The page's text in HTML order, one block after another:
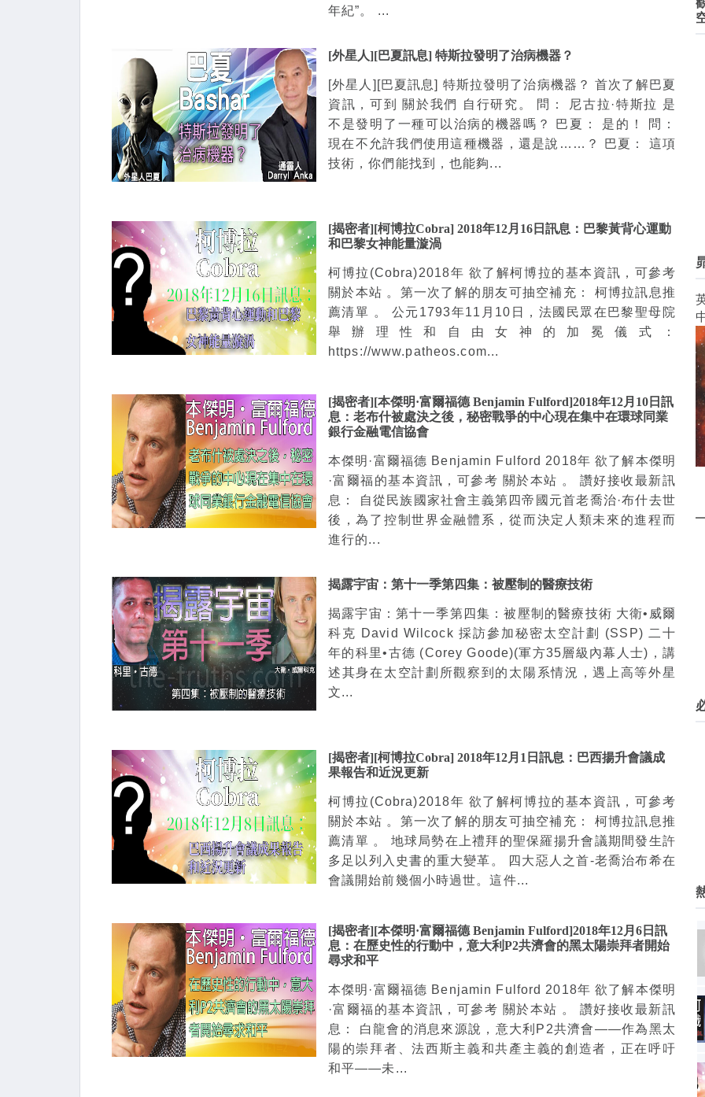
年紀”。 ...
[外星人][巴夏訊息] 特斯拉發明了治病機器？
[外星人][巴夏訊息] 特斯拉發明了治病機器？ 首次了解巴夏
資訊，可到 關於我們 自行研究。 問： 尼古拉·特斯拉 是
不是發明了一種可以治病的機器嗎？ 巴夏： 是的！ 問：
現在不允許我們使用這種機器，還是說……？ 巴夏： 這項
技術，你們能找到，也能夠...
[揭密者][柯博拉Cobra] 2018年12月16日訊息：巴黎黃背心運動
和巴黎女神能量漩渦
柯博拉(Cobra)2018年 欲了解柯博拉的基本資訊，可參考
關於本站 。第一次了解的朋友可抽空補充： 柯博拉訊息推
薦清單 。 公元1793年11月10日，法國民眾在巴黎聖母院
舉辦理性和自由女神的加冕儀式：
https://www.patheos.com...
[揭密者][本傑明·富爾福德 Benjamin Fulford]2018年12月10日訊
息：老布什被處決之後，秘密戰爭的中心現在集中在環球同業
銀行金融電信協會
本傑明·富爾福德 Benjamin Fulford 2018年 欲了解本傑明
·富爾福的基本資訊，可參考 關於本站 。 讚好接收最新訊
息： 自從民族國家社會主義第四帝國元首老喬治·布什去世
後，為了控制世界金融體系，從而決定人類未來的進程而
進行的...
揭露宇宙：第十一季第四集：被壓制的醫療技術
揭露宇宙：第十一季第四集：被壓制的醫療技術 大衛•威爾
科克 David Wilcock 採訪參加秘密太空計劃 (SSP) 二十
年的科里•古德 (Corey Goode)(軍方35層級內幕人士)，講
述其身在太空計劃所觀察到的太陽系情況，遇上高等外星
文...
[揭密者][柯博拉Cobra] 2018年12月1日訊息：巴西揚升會議成
果報告和近況更新
柯博拉(Cobra)2018年 欲了解柯博拉的基本資訊，可參考
關於本站 。第一次了解的朋友可抽空補充： 柯博拉訊息推
薦清單 。 地球局勢在上禮拜的聖保羅揚升會議期間發生許
多足以列入史書的重大變革。 四大惡人之首-老喬治布希在
會議開始前幾個小時過世。這件...
[揭密者][本傑明·富爾福德 Benjamin Fulford]2018年12月6日訊
息：在歷史性的行動中，意大利P2共濟會的黑太陽崇拜者開始
尋求和平
本傑明·富爾福德 Benjamin Fulford 2018年 欲了解本傑明
·富爾福的基本資訊，可參考 關於本站 。 讚好接收最新訊
息： 白龍會的消息來源說，意大利P2共濟會——作為黑太
陽的崇拜者、法西斯主義和共產主義的創造者，正在呼吁
和平——未...